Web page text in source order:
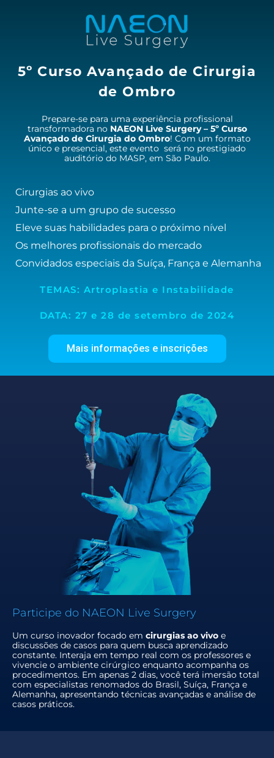
5º Curso Avançado de Cirurgia
de Ombro
Prepare-se para uma experiência profissional
transformadora no NAEON Live Surgery – 5º Curso
Avançado de Cirurgia do Ombro! Com um formato
único e presencial, este evento será no prestigiado
auditório do MASP, em São Paulo.
Cirurgias ao vivo
Junte-se a um grupo de sucesso
Eleve suas habilidades para o próximo nível
Os melhores profissionais do mercado
Convidados especiais da Suíça, França e Alemanha
TEMAS: Artroplastia e Instabilidade
DATA: 27 e 28 de setembro de 2024
Mais informações e inscrições
Participe do NAEON Live Surgery
Um curso inovador focado em cirurgias ao vivo e
discussões de casos para quem busca aprendizado
constante. Interaja em tempo real com os professores e
vivencie o ambiente cirúrgico enquanto acompanha os
procedimentos. Em apenas 2 dias, você terá imersão total
com especialistas renomados do Brasil, Suíça, França e
Alemanha, apresentando técnicas avançadas e análise de
casos práticos.